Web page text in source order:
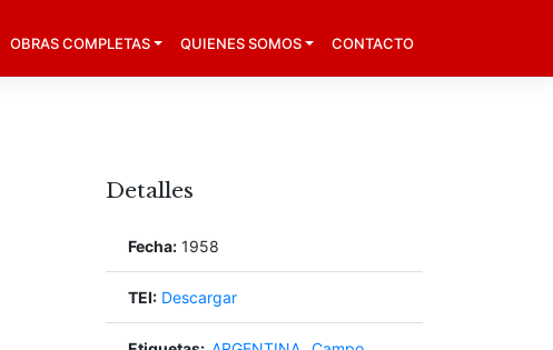
OBRAS COMPLETAS QUIENES SOMOS CONTACTO
Detalles
Fecha: 1958
TEI: Descargar